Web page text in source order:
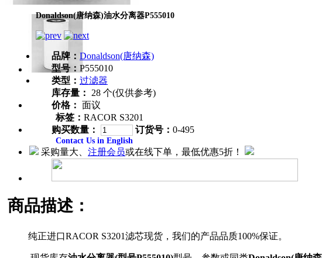
Donaldson(唐纳森)油水分离器P555010
品牌： Donaldson(唐纳森)
型号： P555010
类型： 过滤器
库存量：
28 个(仅供参考)
价格： 面议
标签： RACOR S3201
购买数量：
订货号： 0-495
Contact Us in English
采购量大、 注册会员或在线下单，最低优惠5折！
商品描述：
纯正进口RACOR S3201滤芯现货，我们的产品品质100%保证。